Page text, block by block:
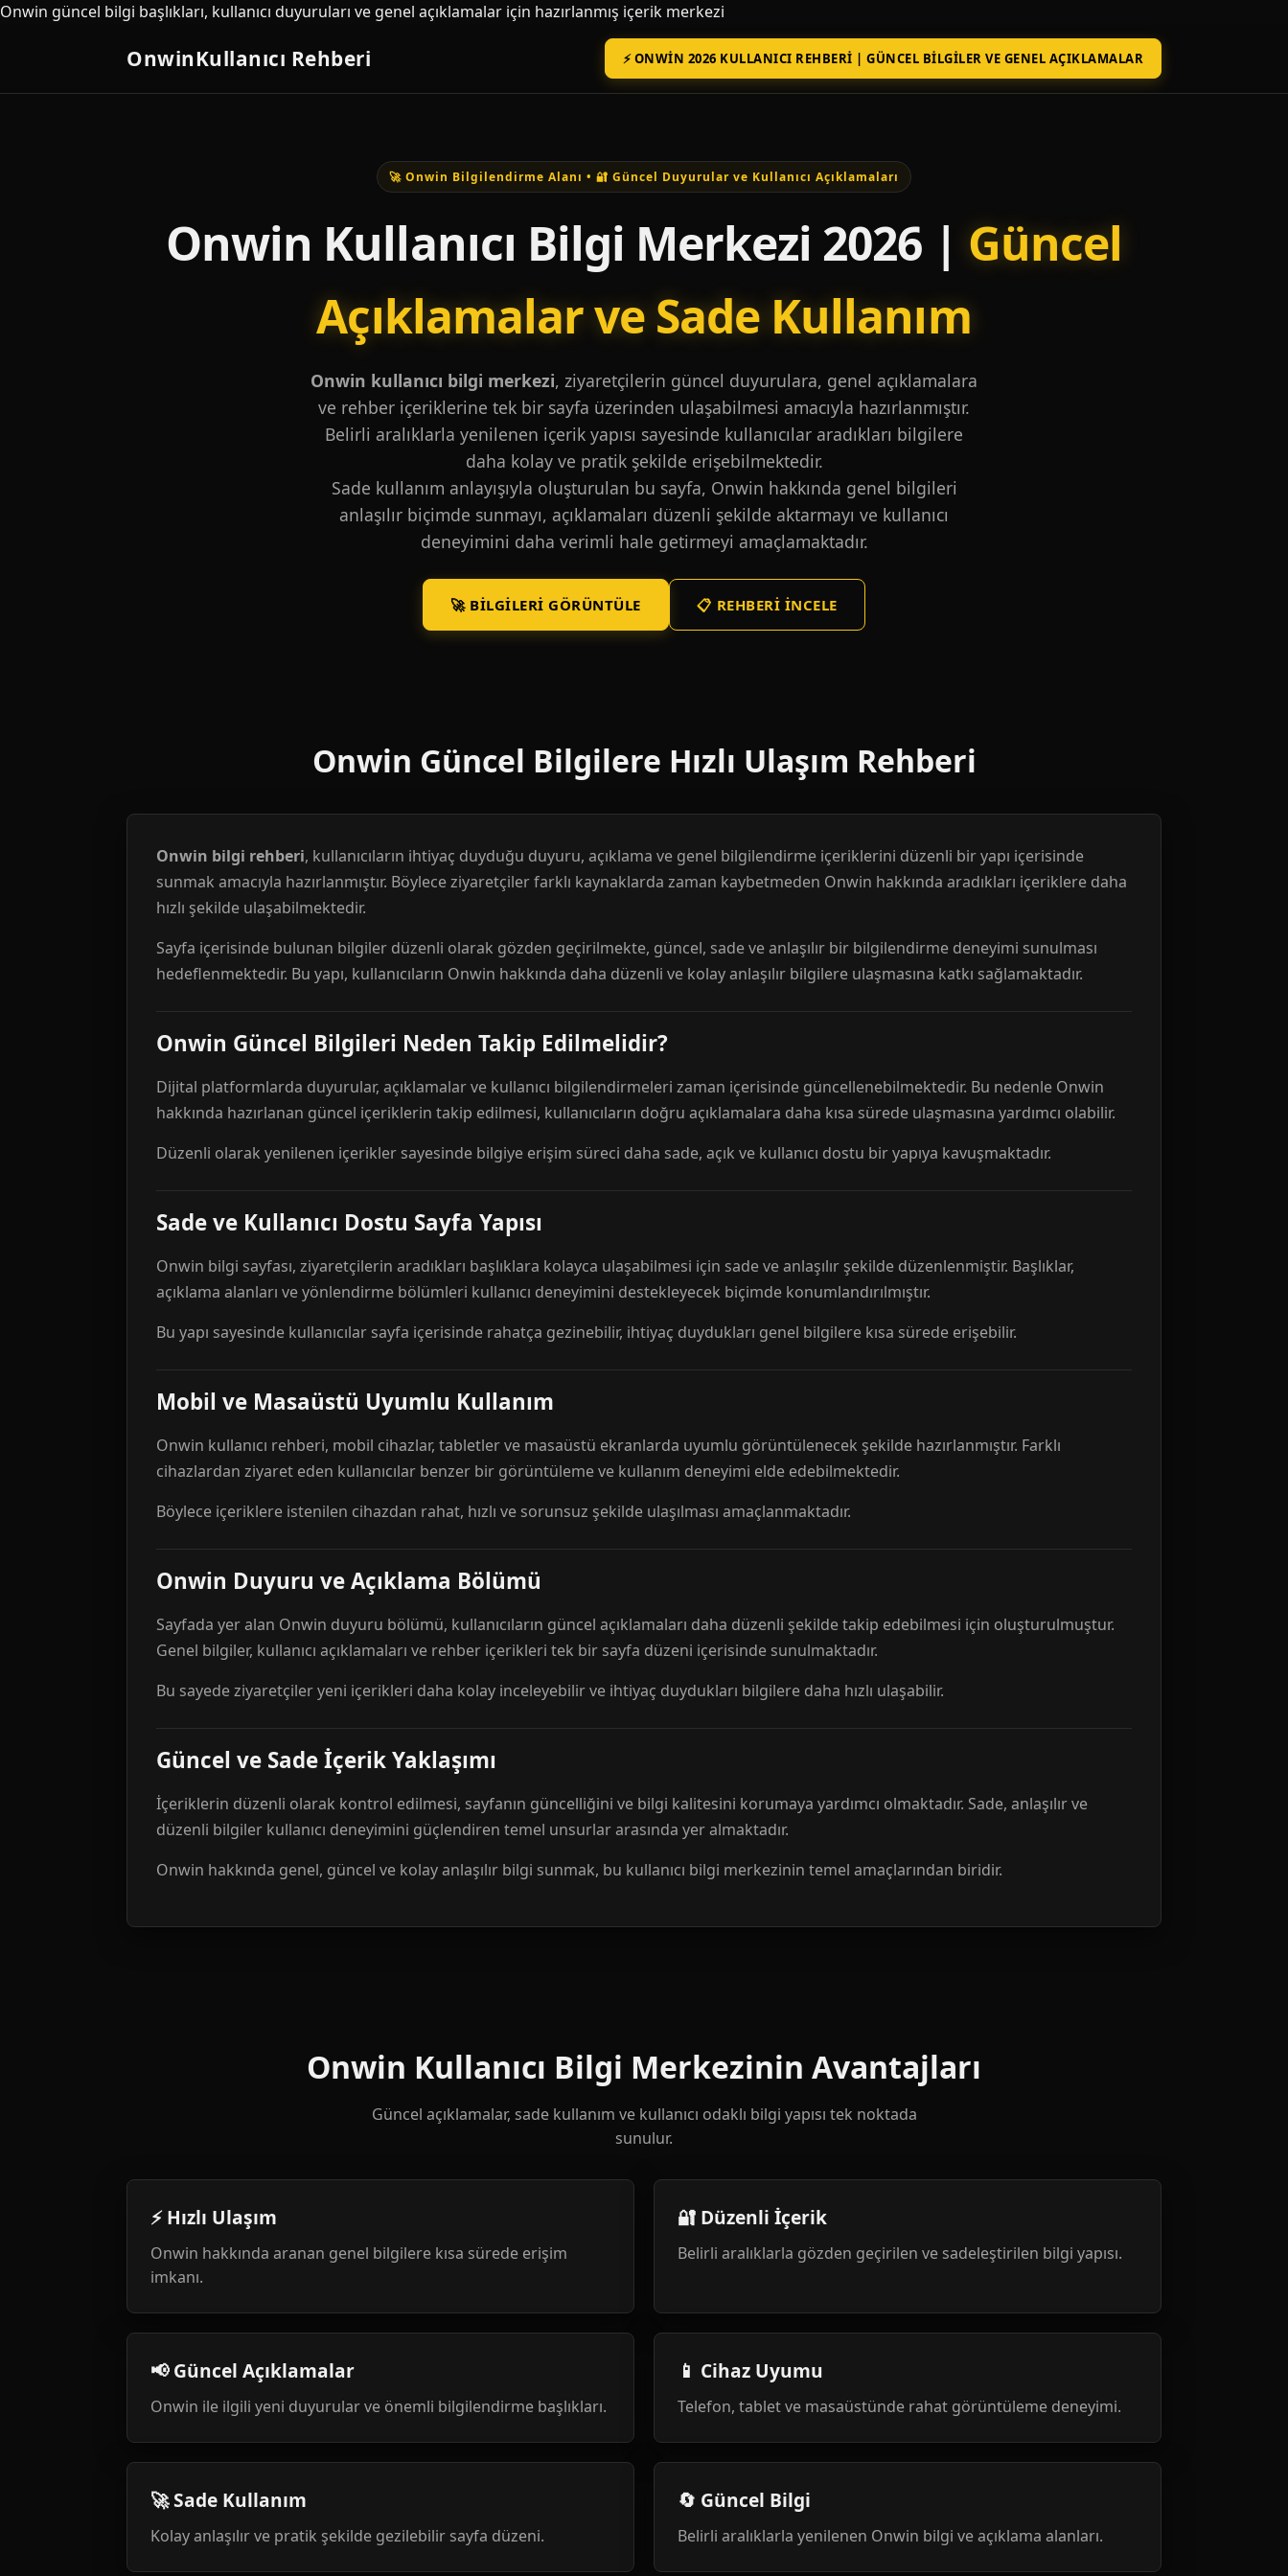
Onwin güncel bilgi başlıkları, kullanıcı duyuruları ve genel açıklamalar için hazırlanmış içerik merkezi
OnwinKullanıcı Rehberi ⚡ ONWIN 2026 KULLANICI REHBERI | GÜNCEL BILGILER VE GENEL AÇIKLAMALAR
🚀 Onwin Bilgilendirme Alanı • 🔐 Güncel Duyurular ve Kullanıcı Açıklamaları
Onwin Kullanıcı Bilgi Merkezi 2026 | Güncel
Açıklamalar ve Sade Kullanım
Onwin kullanıcı bilgi merkezi, ziyaretçilerin güncel duyurulara, genel açıklamalara
ve rehber içeriklerine tek bir sayfa üzerinden ulaşabilmesi amacıyla hazırlanmıştır.
Belirli aralıklarla yenilenen içerik yapısı sayesinde kullanıcılar aradıkları bilgilere
daha kolay ve pratik şekilde erişebilmektedir.
Sade kullanım anlayışıyla oluşturulan bu sayfa, Onwin hakkında genel bilgileri
anlaşılır biçimde sunmayı, açıklamaları düzenli şekilde aktarmayı ve kullanıcı
deneyimini daha verimli hale getirmeyi amaçlamaktadır.
🚀 BILGILERI GÖRÜNTÜLE 📋 REHBERI İNCELE
Onwin Güncel Bilgilere Hızlı Ulaşım Rehberi
Onwin bilgi rehberi, kullanıcıların ihtiyaç duyduğu duyuru, açıklama ve genel bilgilendirme içeriklerini düzenli bir yapı içerisinde
sunmak amacıyla hazırlanmıştır. Böylece ziyaretçiler farklı kaynaklarda zaman kaybetmeden Onwin hakkında aradıkları içeriklere daha
hızlı şekilde ulaşabilmektedir.
Sayfa içerisinde bulunan bilgiler düzenli olarak gözden geçirilmekte, güncel, sade ve anlaşılır bir bilgilendirme deneyimi sunulması
hedeflenmektedir. Bu yapı, kullanıcıların Onwin hakkında daha düzenli ve kolay anlaşılır bilgilere ulaşmasına katkı sağlamaktadır.
Onwin Güncel Bilgileri Neden Takip Edilmelidir?
Dijital platformlarda duyurular, açıklamalar ve kullanıcı bilgilendirmeleri zaman içerisinde güncellenebilmektedir. Bu nedenle Onwin
hakkında hazırlanan güncel içeriklerin takip edilmesi, kullanıcıların doğru açıklamalara daha kısa sürede ulaşmasına yardımcı olabilir.
Düzenli olarak yenilenen içerikler sayesinde bilgiye erişim süreci daha sade, açık ve kullanıcı dostu bir yapıya kavuşmaktadır.
Sade ve Kullanıcı Dostu Sayfa Yapısı
Onwin bilgi sayfası, ziyaretçilerin aradıkları başlıklara kolayca ulaşabilmesi için sade ve anlaşılır şekilde düzenlenmiştir. Başlıklar,
açıklama alanları ve yönlendirme bölümleri kullanıcı deneyimini destekleyecek biçimde konumlandırılmıştır.
Bu yapı sayesinde kullanıcılar sayfa içerisinde rahatça gezinebilir, ihtiyaç duydukları genel bilgilere kısa sürede erişebilir.
Mobil ve Masaüstü Uyumlu Kullanım
Onwin kullanıcı rehberi, mobil cihazlar, tabletler ve masaüstü ekranlarda uyumlu görüntülenecek şekilde hazırlanmıştır. Farklı
cihazlardan ziyaret eden kullanıcılar benzer bir görüntüleme ve kullanım deneyimi elde edebilmektedir.
Böylece içeriklere istenilen cihazdan rahat, hızlı ve sorunsuz şekilde ulaşılması amaçlanmaktadır.
Onwin Duyuru ve Açıklama Bölümü
Sayfada yer alan Onwin duyuru bölümü, kullanıcıların güncel açıklamaları daha düzenli şekilde takip edebilmesi için oluşturulmuştur.
Genel bilgiler, kullanıcı açıklamaları ve rehber içerikleri tek bir sayfa düzeni içerisinde sunulmaktadır.
Bu sayede ziyaretçiler yeni içerikleri daha kolay inceleyebilir ve ihtiyaç duydukları bilgilere daha hızlı ulaşabilir.
Güncel ve Sade İçerik Yaklaşımı
İçeriklerin düzenli olarak kontrol edilmesi, sayfanın güncelliğini ve bilgi kalitesini korumaya yardımcı olmaktadır. Sade, anlaşılır ve
düzenli bilgiler kullanıcı deneyimini güçlendiren temel unsurlar arasında yer almaktadır.
Onwin hakkında genel, güncel ve kolay anlaşılır bilgi sunmak, bu kullanıcı bilgi merkezinin temel amaçlarından biridir.
Onwin Kullanıcı Bilgi Merkezinin Avantajları
Güncel açıklamalar, sade kullanım ve kullanıcı odaklı bilgi yapısı tek noktada
sunulur.
⚡ Hızlı Ulaşım
Onwin hakkında aranan genel bilgilere kısa sürede erişim
imkanı.
🔐 Düzenli İçerik
Belirli aralıklarla gözden geçirilen ve sadeleştirilen bilgi yapısı.
📢 Güncel Açıklamalar
Onwin ile ilgili yeni duyurular ve önemli bilgilendirme başlıkları.
📱 Cihaz Uyumu
Telefon, tablet ve masaüstünde rahat görüntüleme deneyimi.
🚀 Sade Kullanım
Kolay anlaşılır ve pratik şekilde gezilebilir sayfa düzeni.
🔄 Güncel Bilgi
Belirli aralıklarla yenilenen Onwin bilgi ve açıklama alanları.